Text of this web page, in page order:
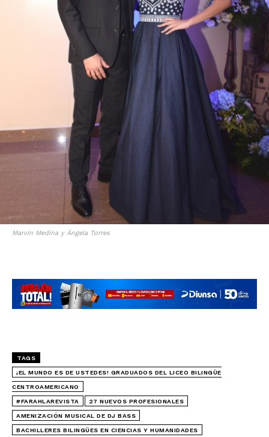
Marvin Medina y Ángela Torres
TAGS
¡EL MUNDO ES DE USTEDES! GRADUADOS DEL LICEO BILINGÜE
CENTROAMERICANO
#FARAHLAREVISTA 27 NUEVOS PROFESIONALES
AMENIZACIÓN MUSICAL DE DJ BASS
BACHILLERES BILINGÜES EN CIENCIAS Y HUMANIDADES